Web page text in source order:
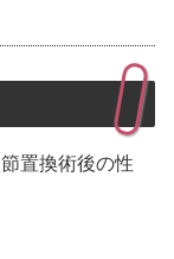
置換術後の性